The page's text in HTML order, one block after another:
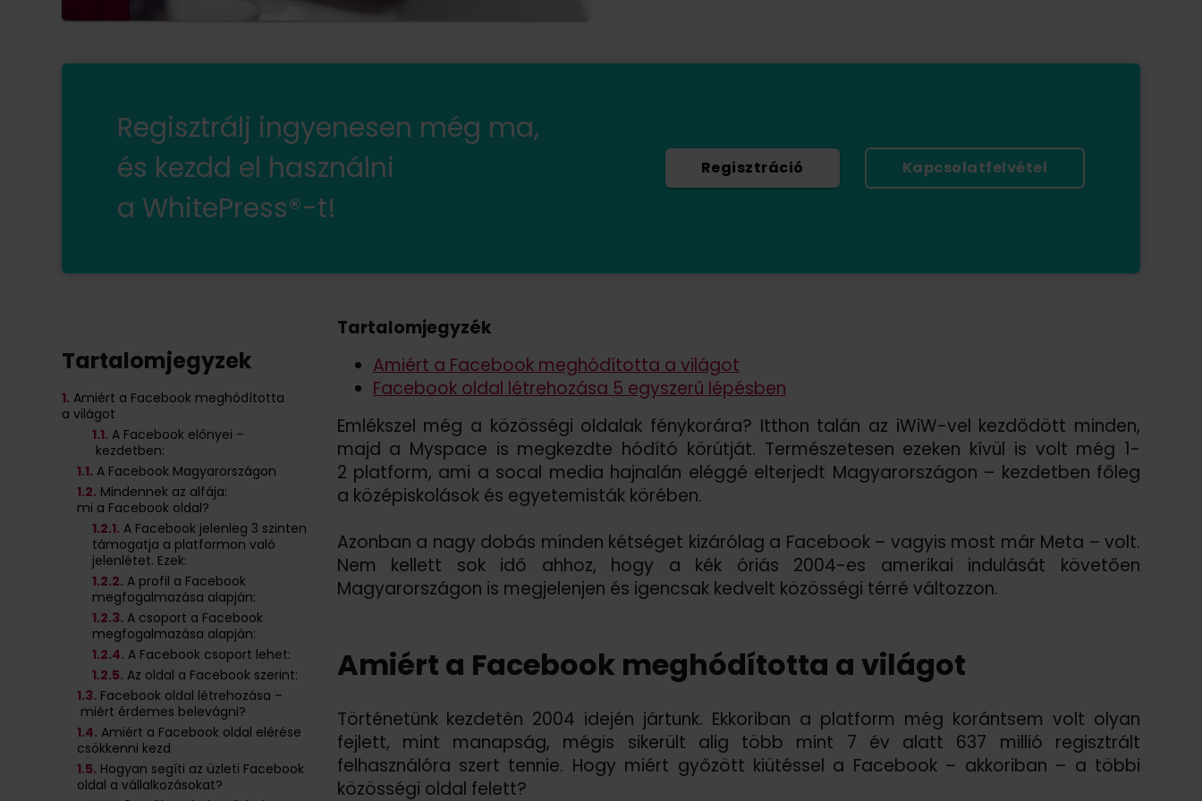
Regisztrálj ingyenesen még ma,
és kezdd el használni
a WhitePress®-t!
Regisztráció Kapcsolatfelvétel
Tartalomjegyzek
1. Amiért a Facebook meghódította
a világot
1.1. A Facebook előnyei –
kezdetben:
1.1. A Facebook Magyarországon
1.2. Mindennek az alfája:
mi a Facebook oldal?
1.2.1. A Facebook jelenleg 3 szinten
támogatja a platformon való
jelenlétet. Ezek:
1.2.2. A profil a Facebook
megfogalmazása alapján:
1.2.3. A csoport a Facebook
megfogalmazása alapján:
1.2.4. A Facebook csoport lehet:
1.2.5. Az oldal a Facebook szerint:
1.3. Facebook oldal létrehozása –
miért érdemes belevágni?
1.4. Amiért a Facebook oldal elérése
csökkenni kezd
1.5. Hogyan segíti az üzleti Facebook
oldal a vállalkozásokat?
Tartalomjegyzék
Amiért a Facebook meghódította a világot
Facebook oldal létrehozása 5 egyszerű lépésben
Emlékszel még a közösségi oldalak fénykorára? Itthon talán az iWiW-vel kezdődött minden,
majd a Myspace is megkezdte hódító körútját. Természetesen ezeken kívül is volt még 1-
2 platform, ami a socal media hajnalán eléggé elterjedt Magyarországon – kezdetben főleg
a középiskolások és egyetemisták körében.
Azonban a nagy dobás minden kétséget kizárólag a Facebook – vagyis most már Meta – volt.
Nem kellett sok idő ahhoz, hogy a kék óriás 2004-es amerikai indulását követően
Magyarországon is megjelenjen és igencsak kedvelt közösségi térré változzon.
Amiért a Facebook meghódította a világot
Történetünk kezdetén 2004 idején jártunk. Ekkoriban a platform még korántsem volt olyan
fejlett, mint manapság, mégis sikerült alig több mint 7 év alatt 637 millió regisztrált
felhasználóra szert tennie. Hogy miért győzött kiütéssel a Facebook – akkoriban – a többi
közösségi oldal felett?